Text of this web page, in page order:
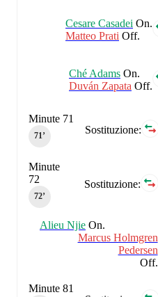
Cesare Casadei On.
Matteo Prati Off.
Ché Adams On.
Duván Zapata Off.
Sostituzione:
Minute 71
71‎’‎
Sostituzione:
Minute
72
72‎’‎
Alieu Njie On.
Marcus Holmgren
Pedersen
Off.
Minute 81